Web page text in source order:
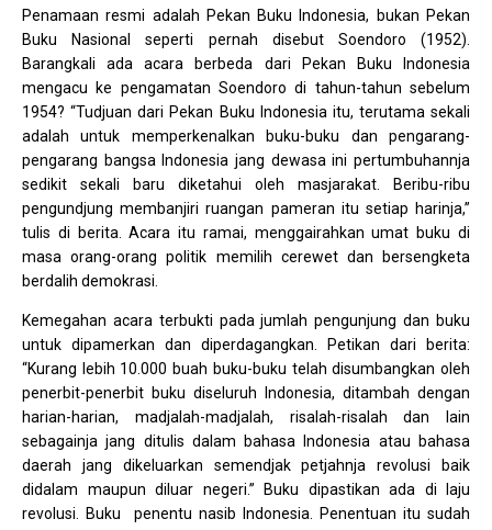
Penamaan resmi adalah Pekan Buku Indonesia, bukan Pekan
Buku Nasional seperti pernah disebut Soendoro (1952).
Barangkali ada acara berbeda dari Pekan Buku Indonesia
mengacu ke pengamatan Soendoro di tahun-tahun sebelum
1954? “Tudjuan dari Pekan Buku Indonesia itu, terutama sekali
adalah untuk memperkenalkan buku-buku dan pengarang-
pengarang bangsa Indonesia jang dewasa ini pertumbuhannja
sedikit sekali baru diketahui oleh masjarakat. Beribu-ribu
pengundjung membanjiri ruangan pameran itu setiap harinja,”
tulis di berita. Acara itu ramai, menggairahkan umat buku di
masa orang-orang politik memilih cerewet dan bersengketa
berdalih demokrasi.
Kemegahan acara terbukti pada jumlah pengunjung dan buku
untuk dipamerkan dan diperdagangkan. Petikan dari berita:
“Kurang lebih 10.000 buah buku-buku telah disumbangkan oleh
penerbit-penerbit buku diseluruh Indonesia, ditambah dengan
harian-harian, madjalah-madjalah, risalah-risalah dan lain
sebagainja jang ditulis dalam bahasa Indonesia atau bahasa
daerah jang dikeluarkan semendjak petjahnja revolusi baik
didalam maupun diluar negeri.” Buku dipastikan ada di laju
revolusi. Buku penentu nasib Indonesia. Penentuan itu sudah